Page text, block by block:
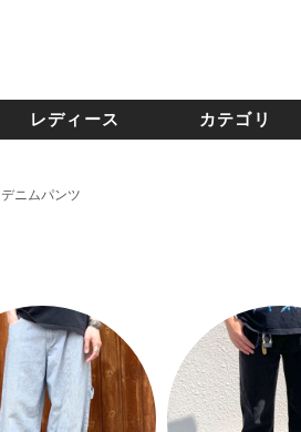
レディース カテゴリ
デニムパンツ